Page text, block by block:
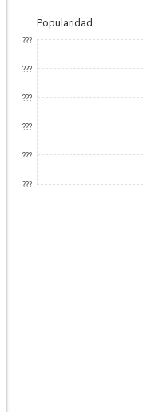
Popularidad
???
???
???
???
???
???